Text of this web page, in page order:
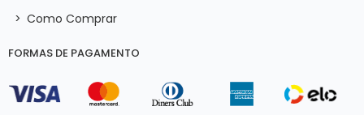
> Como Comprar
FORMAS DE PAGAMENTO